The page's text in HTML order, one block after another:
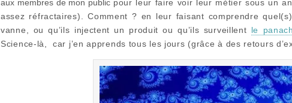
aux membres de mon public pour leur faire voir leur métier sous un
assez réfractaires). Comment ? en leur faisant comprendre
vanne, ou qu’ils injectent un produit ou qu’ils surveillent le
Science-là, car j’en apprends tous les jours (grâce à des retours